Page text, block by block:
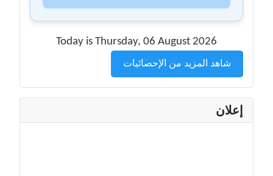
Today is Thursday, 06 August 2026
شاهد المزيد من الإحصائيات
إعلان